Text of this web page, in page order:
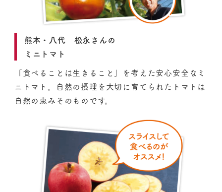
熊本・八代 松永さんの
ミニトマト
「食べることは生きること」を考えた安心安全なミ
ニトマト。自然の摂理を大切に育てられたトマトは
自然の恵みそのものです。